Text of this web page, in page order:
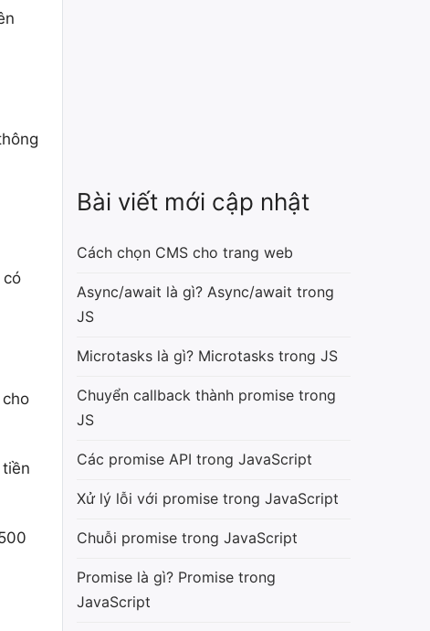
có
Bài viết mới cập nhật
Cách chọn CMS cho trang web
Async/await là gì? Async/await trong
JS
Microtasks là gì? Microtasks trong JS
Chuyển callback thành promise trong
JS
Các promise API trong JavaScript
Xử lý lỗi với promise trong JavaScript
Chuỗi promise trong JavaScript
Promise là gì? Promise trong
JavaScript